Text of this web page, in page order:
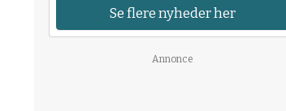
Se flere nyheder her
Annonce